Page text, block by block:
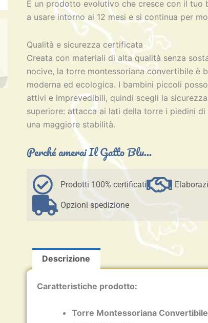
È un prodotto evolutivo che cresce con il tuo
a usare intorno ai 12 mesi e si continua per
Qualità e sicurezza certificata
Creata con materiali di alta qualità senza
nocive, la torre montessoriana convertibile è
moderna ed ecologica. I bambini piccoli
attivi e imprevedibili, quindi scegli la
superiore: attacca ai lati della torre i piedini
una maggiore stabilità.
Perché amerai Il Gatto Blu...
Prodotti 100% certificati
Opzioni spedizione
Descrizione
Caratteristiche prodotto:
Torre Montessoriana